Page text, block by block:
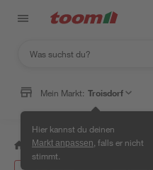
Mein Markt: Troisdorf
Hier kannst du deinen
Markt anpassen , falls er nicht
stimmt.
/ Bauen & Renovieren /